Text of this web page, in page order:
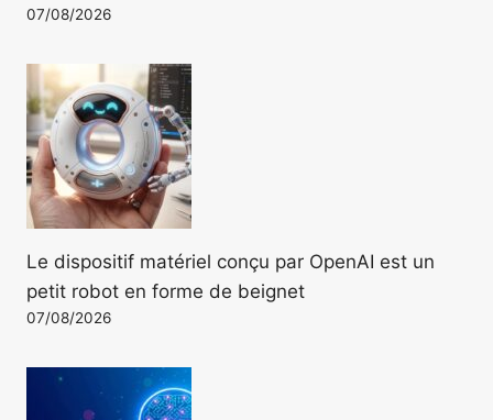
07/08/2026
Le dispositif matériel conçu par OpenAI est un
petit robot en forme de beignet
07/08/2026